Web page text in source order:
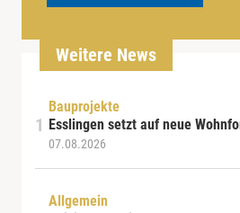
Weitere News
Bauprojekte
Esslingen setzt auf neue
07.08.2026
Allgemein